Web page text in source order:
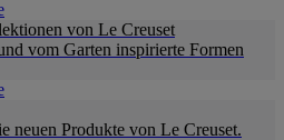
von Le Creuset
vom Garten inspirierte Formen
neuen Produkte von Le Creuset.